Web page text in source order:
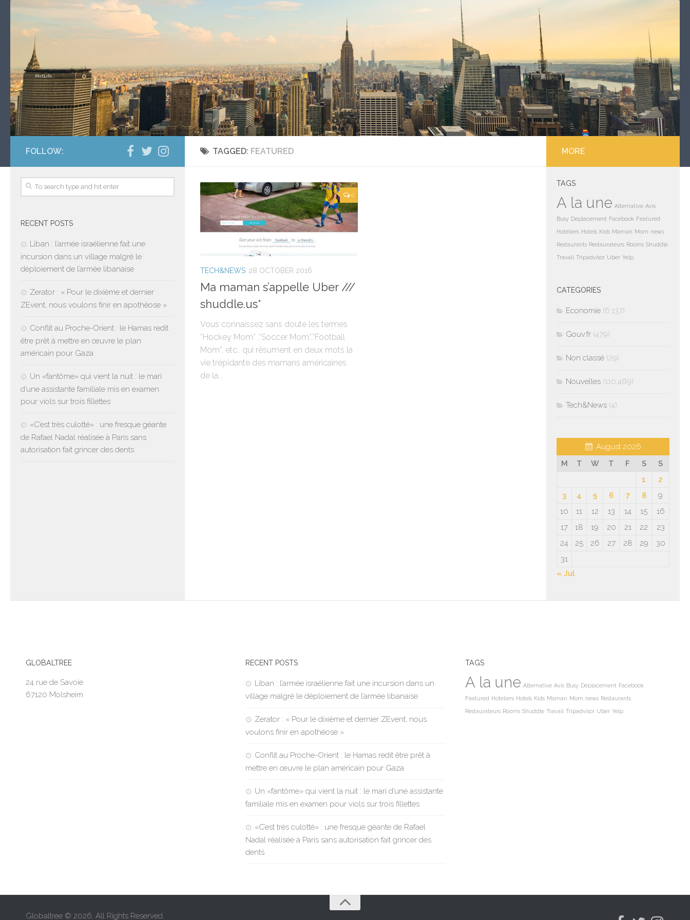
TAGGED: FEATURED
0
TECH&NEWS 28 OCTOBER 2016
Ma maman s’appelle Uber ///
shuddle.us*
Vous connaissez sans doute les termes
“Hockey Mom” ,“Soccer Mom”,”Football
Mom”, etc.. qui résument en deux mots la
vie trépidante des mamans américaines
de la...
FOLLOW:
RECENT POSTS
Liban : l’armée israélienne fait une
incursion dans un village malgré le
déploiement de l’armée libanaise
Zerator : « Pour le dixième et dernier
ZEvent, nous voulons finir en apothéose »
Conflit au Proche-Orient : le Hamas redit
être prêt à mettre en œuvre le plan
américain pour Gaza
Un «fantôme» qui vient la nuit : le mari
d’une assistante familiale mis en examen
pour viols sur trois fillettes
«C’est très culotté» : une fresque géante
de Rafael Nadal réalisée à Paris sans
autorisation fait grincer des dents
MORE
TAGS
A la une Alternative Avis
Busy Deplacement Facebook Featured
Hoteliers Hotels Kids Maman Mom news
Restaurants Restaurateurs Rooms Shuddle
Travail Tripadvisor Uber Yelp
CATEGORIES
Economie (6,137)
Gouv.fr (479)
Non classé (29)
Nouvelles (110,469)
Tech&News (4)
August 2026
M
T W T F S
S
1
2
3
4 5 6 7 8
9
10
11 12 13 14 15
16
17
18 19 20 21 22
23
24
25 26 27 28 29
30
31
« Jul
GLOBALTREE
24 rue de Savoie
67120 Molsheim
RECENT POSTS
Liban : l’armée israélienne fait une incursion dans un
village malgré le déploiement de l’armée libanaise
Zerator : « Pour le dixième et dernier ZEvent, nous
voulons finir en apothéose »
Conflit au Proche-Orient : le Hamas redit être prêt à
mettre en œuvre le plan américain pour Gaza
Un «fantôme» qui vient la nuit : le mari d’une assistante
familiale mis en examen pour viols sur trois fillettes
«C’est très culotté» : une fresque géante de Rafael
Nadal réalisée à Paris sans autorisation fait grincer des
dents
TAGS
A la une Alternative Avis Busy Deplacement Facebook
Featured Hoteliers Hotels Kids Maman Mom news Restaurants
Restaurateurs Rooms Shuddle Travail Tripadvisor Uber Yelp
Globaltree © 2026. All Rights Reserved.